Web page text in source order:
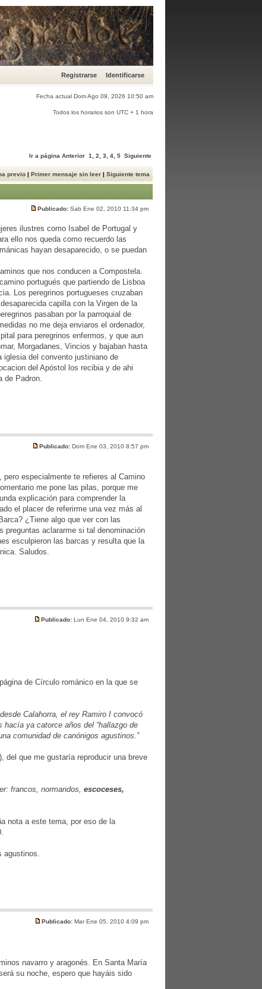
Registrarse Identificarse
Fecha actual Dom Ago 09, 2026 10:50 am
Todos los horarios son UTC + 1 hora
Ir a página Anterior 1 2 3 4 5 Siguiente
previo | Primer mensaje sin leer | Siguiente tema
Publicado: Sab Ene 02, 2010 11:34 pm
ilustres como Isabel de Portugal y
ello nos queda como recuerdo las
hayan desaparecido, o se puedan
que nos conducen a Compostela.
portugués que partiendo de Lisboa
Los peregrinos portugueses cruzaban
capilla con la Virgen de la
pasaban por la parroquial de
no me deja enviaros el ordenador,
para peregrinos enfermos, y que aun
Morgadanes, Vincios y bajaban hasta
iglesia del convento justiniano de
del Apóstol los recibia y de ahi
de Padron.
Publicado: Dom Ene 03, 2010 8:57 pm
especialmente te refieres al Camino
me pone las pilas, porque me
explicación para comprender la
el placer de referirme una vez más al
¿Tiene algo que ver con las
preguntas aclararme si tal denominación
esculpieron las barcas y resulta que la
Saludos.
Publicado: Lun Ene 04, 2010 9:32 am
de Círculo románico en la que se
Calahorra, el rey Ramiro I convocó
ya catorce años del “hallazgo de
comunidad de canónigos agustinos.”
del que me gustaría reproducir una breve
francos, normandos, escoceses,
nota a este tema, por eso de la
agustinos.
Publicado: Mar Ene 05, 2010 4:09 pm
navarro y aragonés. En Santa María
su noche, espero que hayáis sido